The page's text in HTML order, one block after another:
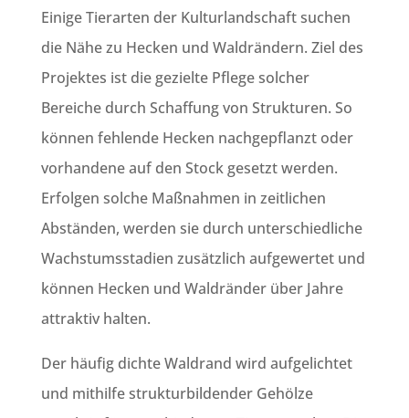
Einige Tierarten der Kulturlandschaft suchen
die Nähe zu Hecken und Waldrändern. Ziel des
Projektes ist die gezielte Pflege solcher
Bereiche durch Schaffung von Strukturen. So
können fehlende Hecken nachgepflanzt oder
vorhandene auf den Stock gesetzt werden.
Erfolgen solche Maßnahmen in zeitlichen
Abständen, werden sie durch unterschiedliche
Wachstumsstadien zusätzlich aufgewertet und
können Hecken und Waldränder über Jahre
attraktiv halten.
Der häufig dichte Waldrand wird aufgelichtet
und mithilfe strukturbildender Gehölze